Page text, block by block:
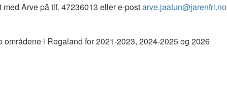
Arve på tlf. 47236013 eller e-postarve.jaatun@jarenfri.no
områdene i Rogaland for 2021-2023, 2024-2025 og 2026